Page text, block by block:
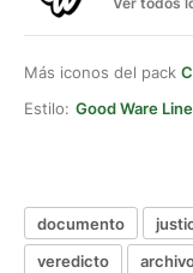
Más iconos del pack
Estilo: Good Ware
documento
veredicto